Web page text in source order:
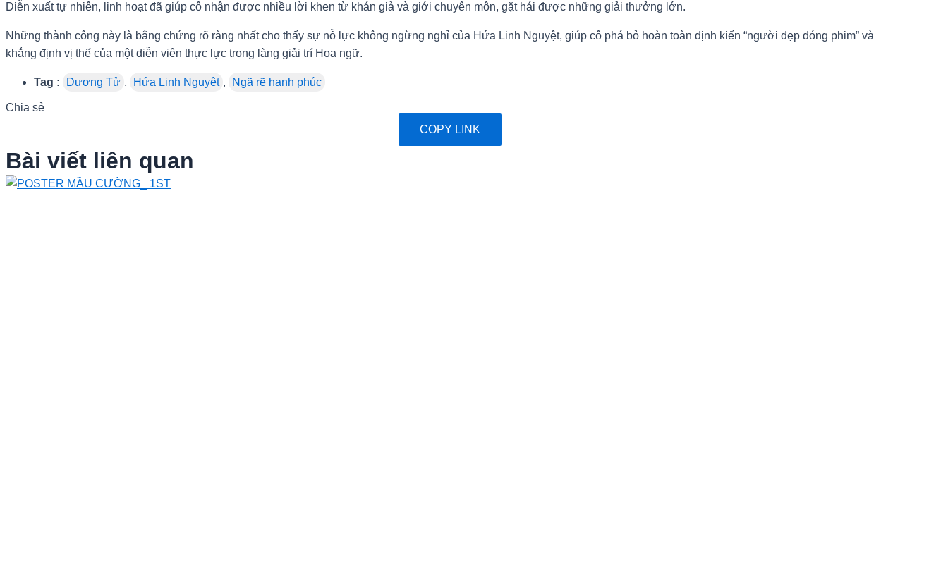
Diễn xuất tự nhiên, linh hoạt đã giúp cô nhận được nhiều lời khen từ khán giả và giới chuyên môn, gặt hái được những giải thưởng lớn.
Những thành công này là bằng chứng rõ ràng nhất cho thấy sự nỗ lực không ngừng nghỉ của Hứa Linh Nguyệt, giúp cô phá bỏ hoàn toàn định kiến “người đẹp đóng phim” và
khẳng định vị thế của một diễn viên thực lực trong làng giải trí Hoa ngữ.
Tag : Dương Tử , Hứa Linh Nguyệt , Ngã rẽ hạnh phúc
Chia sẻ
COPY LINK
Bài viết liên quan